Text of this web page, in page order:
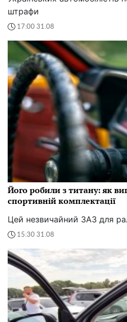
штрафи
17:00 31.08
Його робили з титану: як
спортивній комплектації
Цей незвичайний ЗАЗ для
15:30 31.08